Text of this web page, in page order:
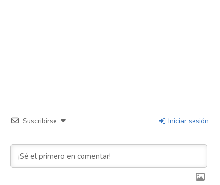
Suscribirse Iniciar sesión